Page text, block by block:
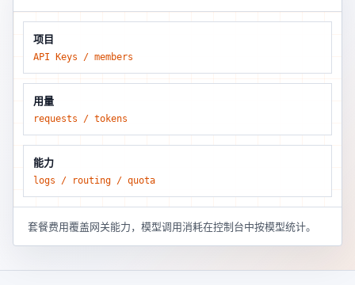
项目
API Keys / members
用量
requests / tokens
能力
logs / routing / quota
套餐费用覆盖网关能力，模型调用消耗在控制台中按模型统计。